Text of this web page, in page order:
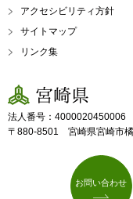
アクセシビリティ方針
サイトマップ
リンク集
宮崎県
法人番号：4000020450006
〒880-8501 宮崎県宮崎市
お問い合わせ